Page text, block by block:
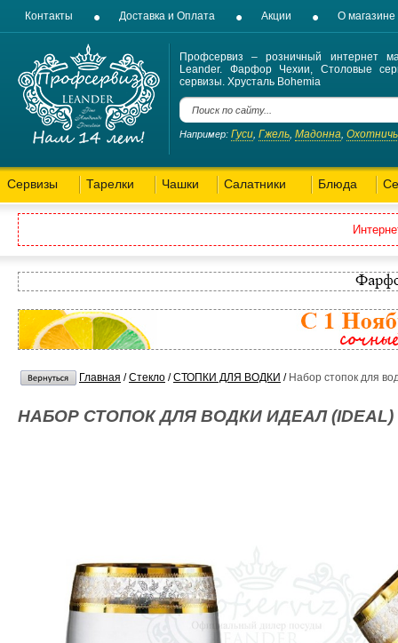
Контакты Доставка и Оплата Акции О магазине
Профсервиз – розничный интернет
Leander. Фарфор Чехии, Столовые
сервизы. Хрусталь Bohemia
Например: Гуси Гжель Мадонна
Сервизы Тарелки Чашки Салатники Блюда
Главная /Стекло /СТОПКИ ДЛЯ ВОДКИ / Набор стопок для
НАБОР СТОПОК ДЛЯ ВОДКИ ИДЕАЛ